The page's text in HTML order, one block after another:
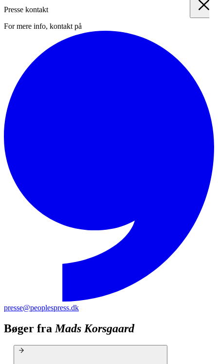
Presse kontakt
For mere info, kontakt på
presse@peoplespress.dk
Bøger fra Mads Korsgaard